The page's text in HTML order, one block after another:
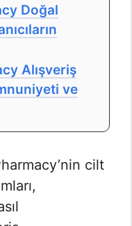
Doğal
Alışveriş
ve
cilt